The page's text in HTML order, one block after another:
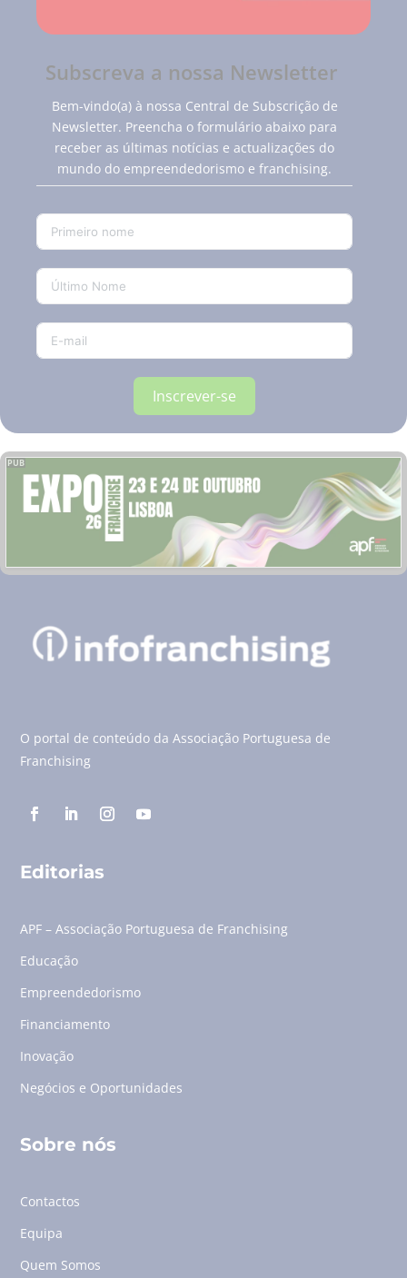
Subscreva a nossa Newsletter
Bem-vindo(a) à nossa Central de Subscrição de
Newsletter. Preencha o formulário abaixo para
receber as últimas notícias e actualizações do
mundo do empreendedorismo e franchising.
Inscrever-se
PUB
O portal de conteúdo da Associação Portuguesa de
Franchising
Editorias
APF – Associação Portuguesa de Franchising
Educação
Empreendedorismo
Financiamento
Inovação
Negócios e Oportunidades
Sobre nós
Contactos
Equipa
Quem Somos